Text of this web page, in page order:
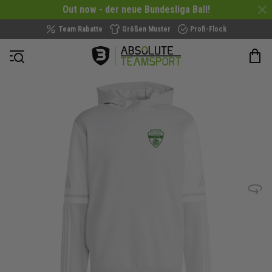
Out now - der neue Bundesliga Ball!
Team Rabatte Größen Muster Profi-Flock
Navigation öffnen